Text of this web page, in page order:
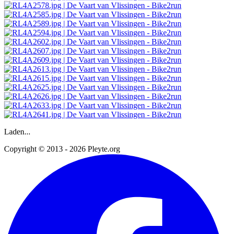
Laden...
Copyright © 2013 - 2026 Pleyte.org